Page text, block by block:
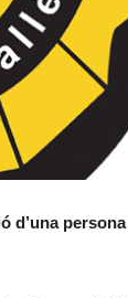
d’una